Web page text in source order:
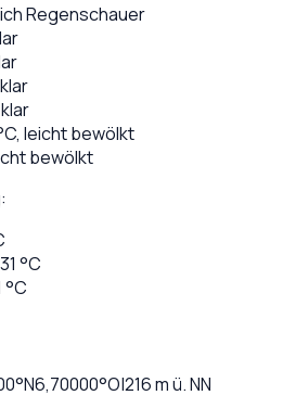
Regenschauer
klar
klar
leicht bewölkt
bewölkt
31 °C
°C
°N6,70000°O|216m ü. NN